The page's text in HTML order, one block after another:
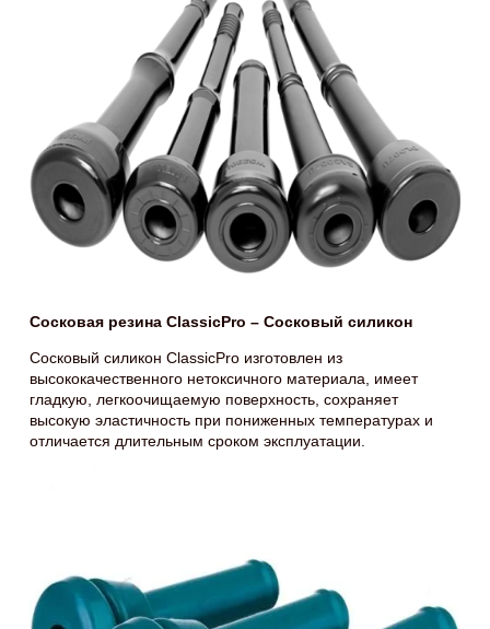
Сосковая резина ClassicPro – Сосковый силикон
Сосковый силикон ClassicPro изготовлен из
высококачественного нетоксичного материала, имеет
гладкую, легкоочищаемую поверхность, сохраняет
высокую эластичность при пониженных температурах и
отличается длительным сроком эксплуатации.